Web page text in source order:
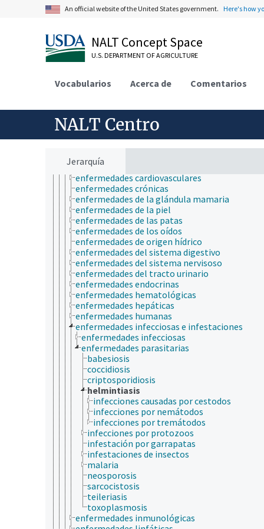
An official website of the United States government. Here's how
NALT Concept Space
U.S. DEPARTMENT OF AGRICULTURE
Vocabularios Acerca de Comentarios
NALT Centro
Jerarquía
inmunología
micología
microbiología
nutrición
parasitología
psicología
química
ciencias médicas
enfermedades y desórdenes (animales y
enfermedades animales
enfermedades cardiovasculares
enfermedades crónicas
enfermedades de la glándula mamaria
enfermedades de la piel
enfermedades de las patas
enfermedades de los oídos
enfermedades de origen hídrico
enfermedades del sistema digestivo
enfermedades del sistema nervisoso
enfermedades del tracto urinario
enfermedades endocrinas
enfermedades hematológicas
enfermedades hepáticas
enfermedades humanas
enfermedades infecciosas e infestaciones
enfermedades infecciosas
enfermedades parasitarias
babesiosis
coccidiosis
criptosporidiosis
helmintiasis
infecciones causadas por cestodos
infecciones por nemátodos
infecciones por tremátodos
infecciones por protozoos
infestación por garrapatas
infestaciones de insectos
malaria
neosporosis
sarcocistosis
teileriasis
toxoplasmosis
enfermedades inmunológicas